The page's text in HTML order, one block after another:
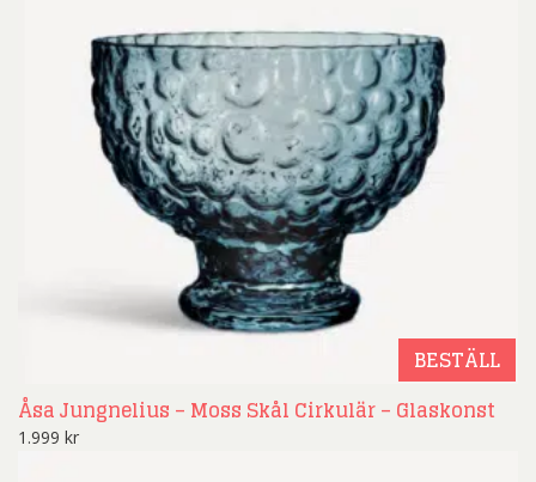
BESTÄLL
Åsa Jungnelius – Moss Skål Cirkulär – Glaskonst
1.999 kr